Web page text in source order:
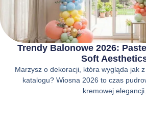
Trendy Balonowe 2026:
Soft
Marzysz o dekoracji, która wygląda jak
katalogu? Wiosna 2026 to czas
kremowej elegancji.